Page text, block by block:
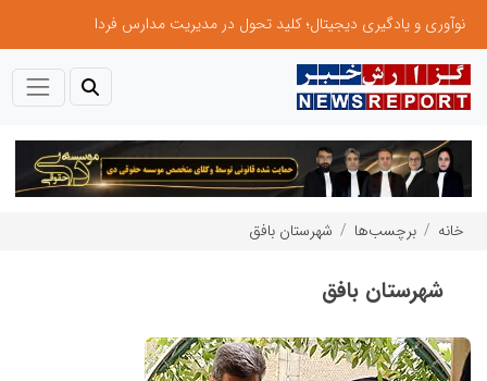
نوآوری و یادگیری دیجیتال؛ کلید تحول در مدیریت مدارس فردا
خانه برچسب‌ها شهرستان بافق
شهرستان بافق